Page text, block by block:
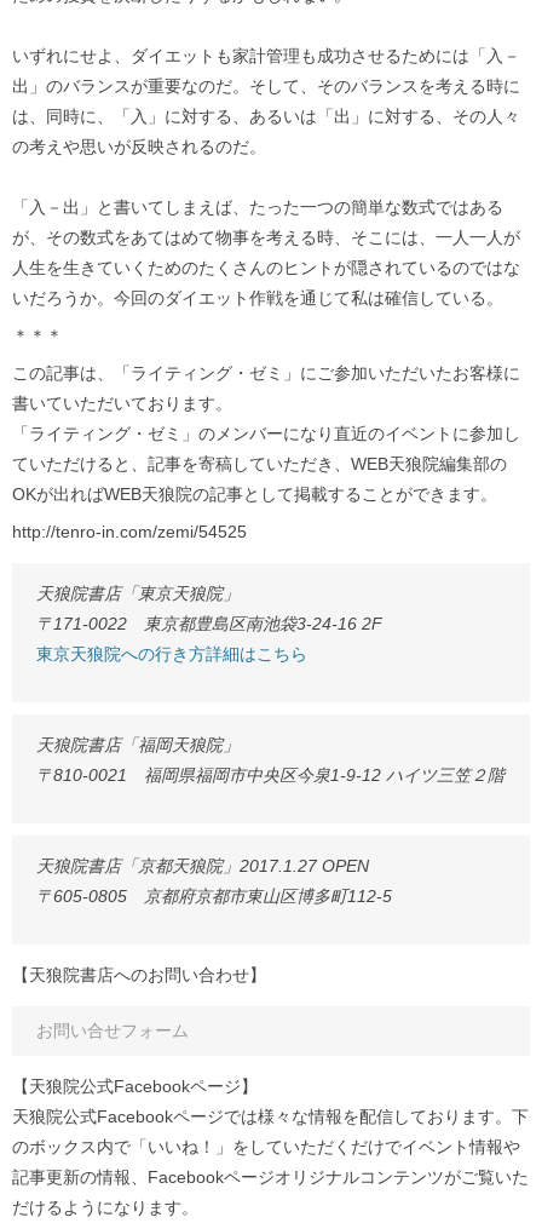
いずれにせよ、ダイエットも家計管理も成功させるためには「入－
出」のバランスが重要なのだ。そして、そのバランスを考える時に
は、同時に、「入」に対する、あるいは「出」に対する、その人々
の考えや思いが反映されるのだ。
「入－出」と書いてしまえば、たった一つの簡単な数式ではある
が、その数式をあてはめて物事を考える時、そこには、一人一人が
人生を生きていくためのたくさんのヒントが隠されているのではな
いだろうか。今回のダイエット作戦を通じて私は確信している。
＊＊＊
この記事は、「ライティング・ゼミ」にご参加いただいたお客様に
書いていただいております。
「ライティング・ゼミ」のメンバーになり直近のイベントに参加し
ていただけると、記事を寄稿していただき、WEB天狼院編集部の
OKが出ればWEB天狼院の記事として掲載することができます。
http://tenro-in.com/zemi/54525
天狼院書店「東京天狼院」
〒171-0022 東京都豊島区南池袋3-24-16 2F
東京天狼院への行き方詳細はこちら
天狼院書店「福岡天狼院」
〒810-0021 福岡県福岡市中央区今泉1-9-12 ハイツ三笠２階
天狼院書店「京都天狼院」2017.1.27 OPEN
〒605-0805 京都府京都市東山区博多町112-5
【天狼院書店へのお問い合わせ】
お問い合せフォーム
【天狼院公式Facebookページ】
天狼院公式Facebookページでは様々な情報を配信しております。下
のボックス内で「いいね！」をしていただくだけでイベント情報や
記事更新の情報、Facebookページオリジナルコンテンツがご覧いた
だけるようになります。